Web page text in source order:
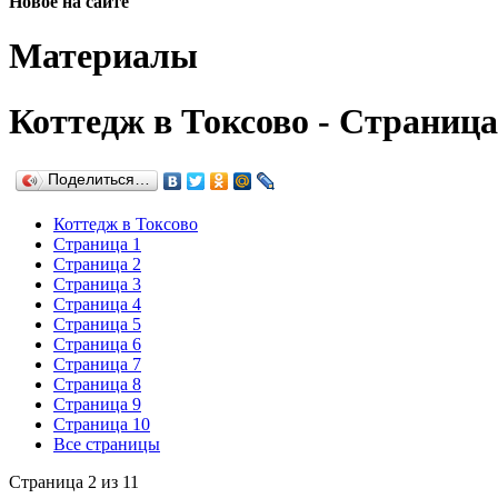
Материалы
Коттедж в Токсово -
Поделиться…
Коттедж в Токсово
Страница 1
Страница 2
Страница 3
Страница 4
Страница 5
Страница 6
Страница 7
Страница 8
Страница 9
Страница 10
Все страницы
Страница 2 из 11